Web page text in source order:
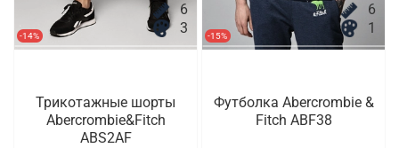
-14%
6
3
Трикотажные шорты
Abercrombie&Fitch
ABS2AF
-15%
6
1
Футболка Abercrombie &
Fitch ABF38